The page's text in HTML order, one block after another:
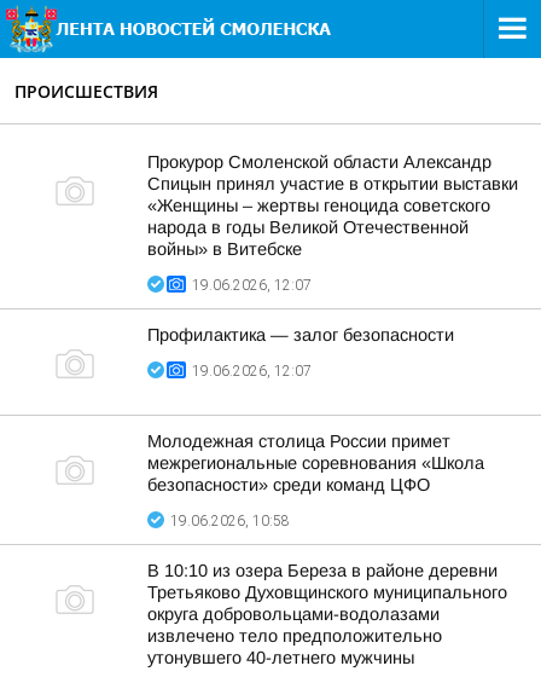
ПРОИСШЕСТВИЯ
Прокурор Смоленской области Александр
Спицын принял участие в открытии выставки
«Женщины – жертвы геноцида советского
народа в годы Великой Отечественной
войны» в Витебске
19.06.2026, 12:07
Профилактика — залог безопасности
19.06.2026, 12:07
Молодежная столица России примет
межрегиональные соревнования «Школа
безопасности» среди команд ЦФО
19.06.2026, 10:58
В 10:10 из озера Береза в районе деревни
Третьяково Духовщинского муниципального
округа добровольцами-водолазами
извлечено тело предположительно
утонувшего 40-летнего мужчины